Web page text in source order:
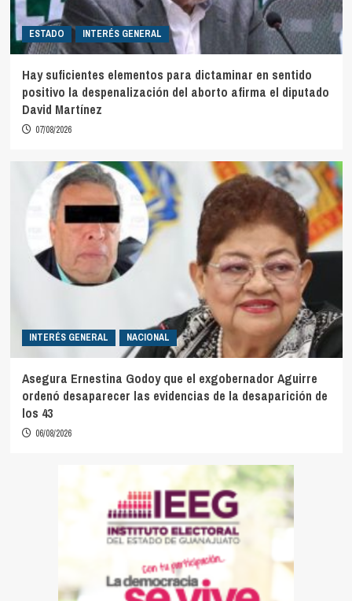
ESTADO INTERÉS GENERAL
Hay suficientes elementos para dictaminar en sentido
positivo la despenalización del aborto afirma el diputado
David Martínez
07/08/2026
INTERÉS GENERAL NACIONAL
Asegura Ernestina Godoy que el exgobernador Aguirre
ordenó desaparecer las evidencias de la desaparición de
los 43
06/08/2026